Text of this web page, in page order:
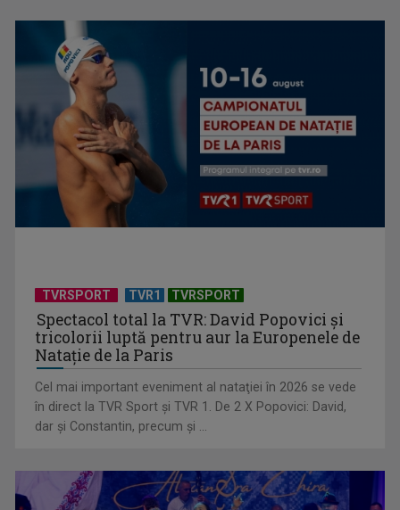
TVR Sport transmite în direct semifinalele și finalele
Campionatelor ...
Virtuozitate și sonorităţi populare surprinzătoare, în a doua
ediţie „best ...
TVRSPORT TVR1 TVRSPORT
Spectacol total la TVR: David Popovici și
tricolorii luptă pentru aur la Europenele de
Natație de la Paris
Cel mai important eveniment al nataţiei în 2026 se vede
în direct la TVR Sport şi TVR 1. De 2 X Popovici: David,
dar şi Constantin, precum şi ...